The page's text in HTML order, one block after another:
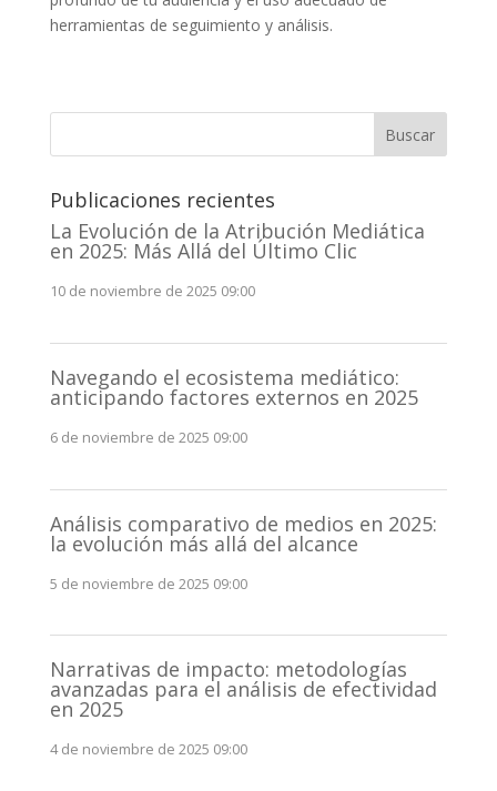
herramientas de seguimiento y análisis.
Buscar
Publicaciones recientes
La Evolución de la Atribución Mediática
en 2025: Más Allá del Último Clic
10 de noviembre de 2025 09:00
Navegando el ecosistema mediático:
anticipando factores externos en 2025
6 de noviembre de 2025 09:00
Análisis comparativo de medios en 2025:
la evolución más allá del alcance
5 de noviembre de 2025 09:00
Narrativas de impacto: metodologías
avanzadas para el análisis de efectividad
en 2025
4 de noviembre de 2025 09:00